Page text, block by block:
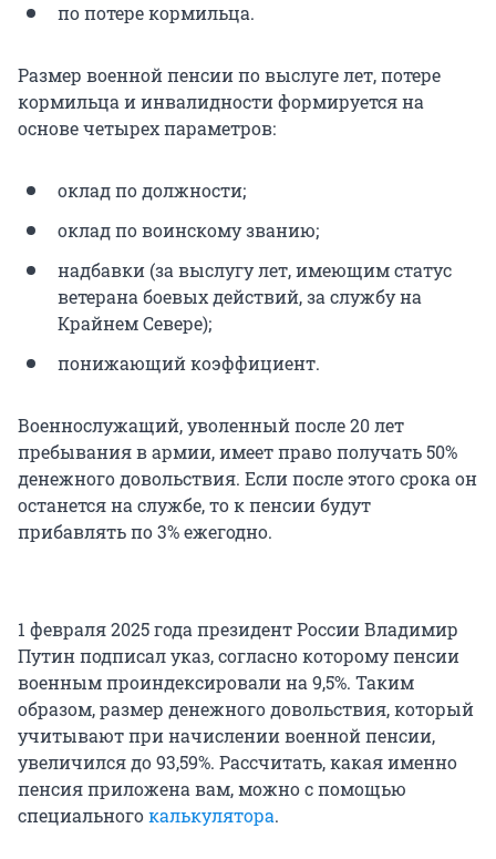
по потере кормильца.
Размер военной пенсии по выслуге лет, потере
кормильца и инвалидности формируется на
основе четырех параметров:
оклад по должности;
оклад по воинскому званию;
надбавки (за выслугу лет, имеющим статус
ветерана боевых действий, за службу на
Крайнем Севере);
понижающий коэффициент.
Военнослужащий, уволенный после 20 лет
пребывания в армии, имеет право получать 50%
денежного довольствия. Если после этого срока он
останется на службе, то к пенсии будут
прибавлять по 3% ежегодно.
1 февраля 2025 года президент России Владимир
Путин подписал указ, согласно которому пенсии
военным проиндексировали на 9,5%. Таким
образом, размер денежного довольствия, который
учитывают при начислении военной пенсии,
увеличился до 93,59%. Рассчитать, какая именно
пенсия приложена вам, можно с помощью
специальногокалькулятора.